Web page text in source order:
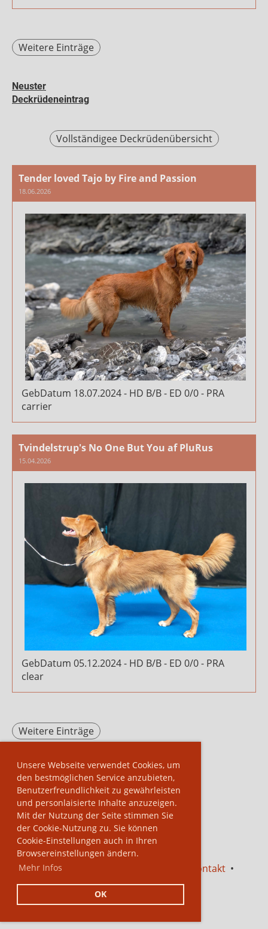
Unsere Webseite verwendet Cookies, um
den bestmöglichen Service anzubieten,
Benutzerfreundlichkeit zu gewährleisten
und personlaisierte Inhalte anzuzeigen.
Mit der Nutzung der Seite stimmen Sie
der Cookie-Nutzung zu. Sie können
Cookie-Einstellungen auch in Ihren
Browsereinstellungen ändern.
Mehr Infos
OK
Weitere Einträge
Neuster
Deckrüdeneintrag
Vollständigee Deckrüdenübersicht
Tender loved Tajo by Fire and Passion
18.06.2026
GebDatum 18.07.2024 - HD B/B - ED 0/0 - PRA
carrier
Tvindelstrup's No One But You af PluRus
15.04.2026
GebDatum 05.12.2024 - HD B/B - ED 0/0 - PRA
clear
Weitere Einträge
Impressum Kontakt •
Links